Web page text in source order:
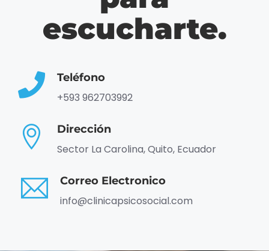
escucharte.
Teléfono
+593 962703992
Dirección
Sector La Carolina, Quito, Ecuador
Correo Electronico
info@clinicapsicosocial.com